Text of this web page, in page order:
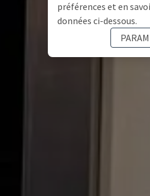
préférences et en
données ci-dessous.